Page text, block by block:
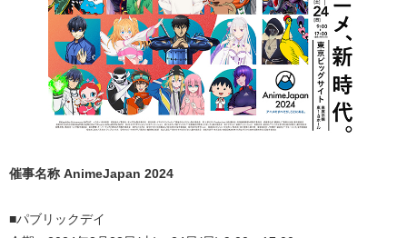
催事名称 AnimeJapan 2024
■パブリックデイ